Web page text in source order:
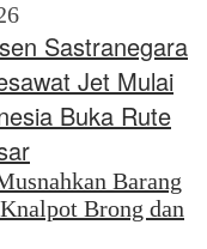
Sastranegara
Jet Mulai
Buka Rute